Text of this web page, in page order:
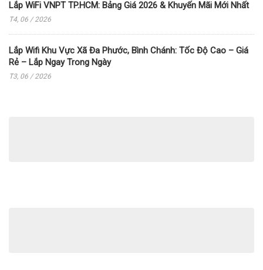
Lắp WiFi VNPT TP.HCM: Bảng Giá 2026 & Khuyến Mãi Mới Nhất
T4, 06 / 2026
Lắp Wifi Khu Vực Xã Đa Phước, Bình Chánh: Tốc Độ Cao – Giá
Rẻ – Lắp Ngay Trong Ngày
T3, 06 / 2026